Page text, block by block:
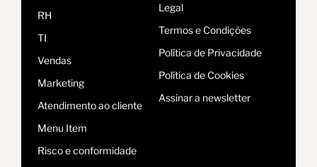
RH
TI
Vendas
Marketing
Atendimento ao cliente
Menu Item
Risco e conformidade
Legal
Termos e Condições
Política de Privacidade
Política de Cookies
Assinar a newsletter